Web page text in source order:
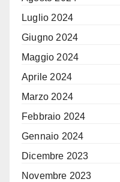
Luglio 2024
Giugno 2024
Maggio 2024
Aprile 2024
Marzo 2024
Febbraio 2024
Gennaio 2024
Dicembre 2023
Novembre 2023